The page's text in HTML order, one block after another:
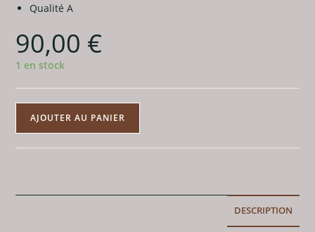
Qualité A
90,00 €
1 en stock
Bloc
Améthyste
AJOUTER AU PANIER
DESCRIPTION